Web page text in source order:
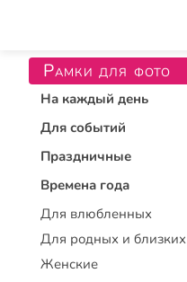
Рамки для фото
На каждый день
Для событий
Праздничные
Времена года
Для влюбленных
Для родных и близких
Женские